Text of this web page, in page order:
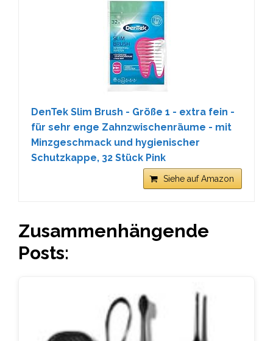
DenTek Slim Brush - Größe 1 - extra fein -
für sehr enge Zahnzwischenräume - mit
Minzgeschmack und hygienischer
Schutzkappe, 32 Stück Pink
Siehe auf Amazon
Zusammenhängende
Posts: